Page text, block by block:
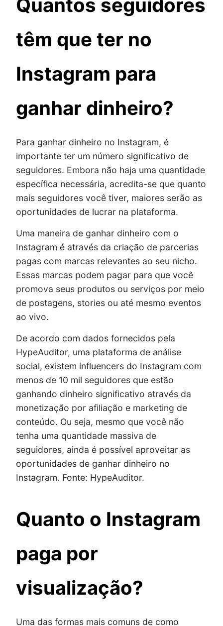
Quantos seguidores
têm que ter no
Instagram para
ganhar dinheiro?
Para ganhar dinheiro no Instagram, é
importante ter um número significativo de
seguidores. Embora não haja uma quantidade
específica necessária, acredita-se que quanto
mais seguidores você tiver, maiores serão as
oportunidades de lucrar na plataforma.
Uma maneira de ganhar dinheiro com o
Instagram é através da criação de parcerias
pagas com marcas relevantes ao seu nicho.
Essas marcas podem pagar para que você
promova seus produtos ou serviços por meio
de postagens, stories ou até mesmo eventos
ao vivo.
De acordo com dados fornecidos pela
HypeAuditor, uma plataforma de análise
social, existem influencers do Instagram com
menos de 10 mil seguidores que estão
ganhando dinheiro significativo através da
monetização por afiliação e marketing de
conteúdo. Ou seja, mesmo que você não
tenha uma quantidade massiva de
seguidores, ainda é possível aproveitar as
oportunidades de ganhar dinheiro no
Instagram. Fonte: HypeAuditor.
Quanto o Instagram
paga por
visualização?
Uma das formas mais comuns de como